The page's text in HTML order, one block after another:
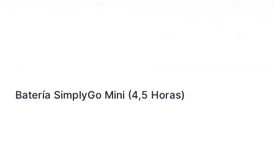
Batería SimplyGo Mini (4,5 Horas)